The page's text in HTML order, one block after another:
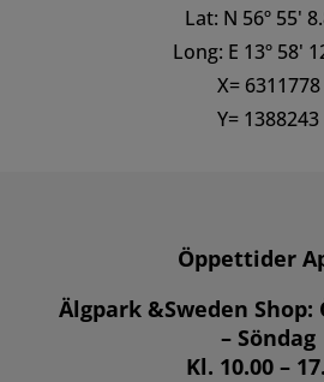
Lat: N 56º 55'
Long: E 13º 58'
X= 6311778
Y= 1388243
Öppettider
Älgpark &Sweden Shop:
– Söndag
Kl. 10.00 –